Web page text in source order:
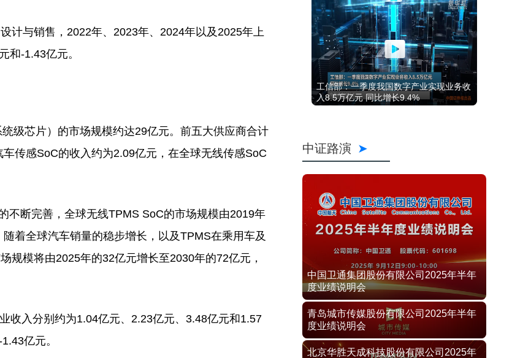
与销售，2022年、2023年、2024年以及2025年上
和-1.43亿元。
芯片）的市场规模约达29亿元。前五大供应商合计
传感SoC的收入约为2.09亿元，在全球无线传感SoC
断完善，全球无线TPMS SoC的市场规模由2019年
着全球汽车销量的稳步增长，以及TPMS在乘用车及
规模将由2025年的32亿元增长至2030年的72亿元，
入分别约为1.04亿元、2.23亿元、3.48亿元和1.57
亿元。
工信部：一季度我国数字产业实现业务收
入8.5万亿元 同比增长9.4%
中证路演
中国卫通集团股份有限公司2025年半年
度业绩说明会
青岛城市传媒股份有限公司2025年半年
度业绩说明会
北京华胜天成科技股份有限公司2025年